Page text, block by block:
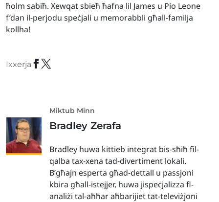
ħolm sabiħ. Xewqat sbieħ ħafna lil James u Pio Leone
f’dan il-perjodu speċjali u memorabbli għall-familja
kollha!
Ixxerja
Miktub Minn
Bradley Zerafa
Bradley huwa kittieb integrat bis-sħiħ fil-
qalba tax-xena tad-divertiment lokali.
B’għajn esperta għad-dettall u passjoni
kbira għall-istejjer, huwa jispeċjalizza fl-
analiżi tal-aħħar aħbarijiet tat-televiżjoni